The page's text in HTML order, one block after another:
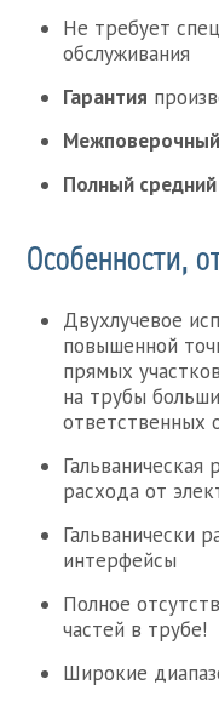
Не требует
обслуживания
Гарантия
Полный
Особенности,
Двухлучевое
повышенной
прямых
на трубы
ответственных
Гальваническая
расхода от
Гальванически
интерфейсы
Полное
частей в трубе!
Широкие